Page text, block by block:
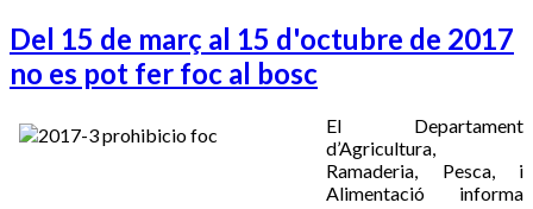
Del 15 de març al 15 d'octubre de 2017
no es pot fer foc al bosc
El Departament
d’Agricultura,
Ramaderia, Pesca, i
Alimentació informa